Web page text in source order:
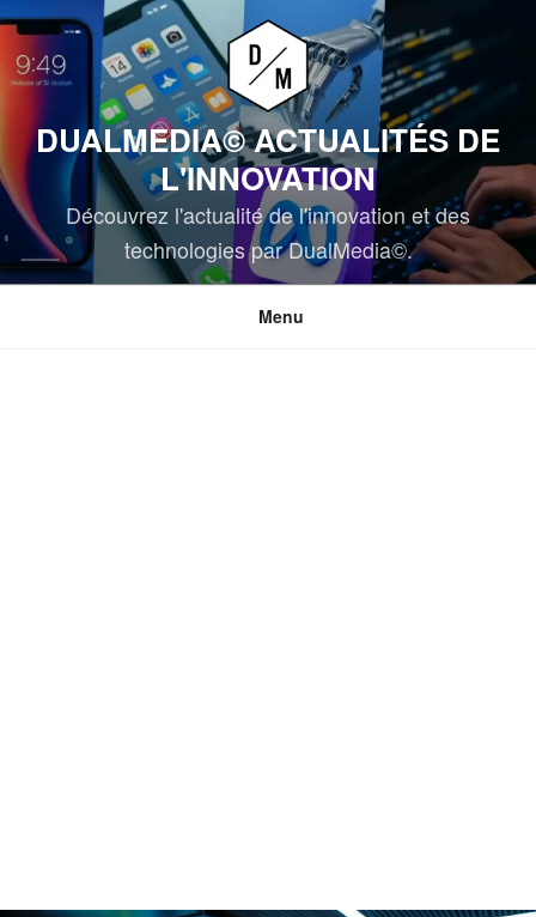
Aller
au
contenu
DUALMEDIA© ACTUALITÉS DE
L'INNOVATION
Découvrez l'actualité de l'innovation et des
technologies par DualMedia©.
Menu